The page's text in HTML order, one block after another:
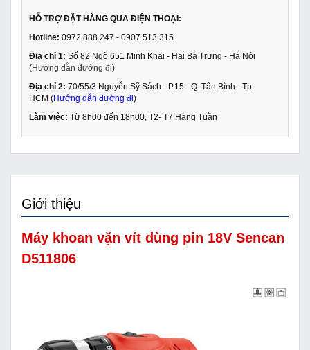
HỖ TRỢ ĐẶT HÀNG QUA ĐIỆN THOẠI:
Hotline: 0972.888.247 - 0907.513.315
Địa chỉ 1: Số 82 Ngõ 651 Minh Khai - Hai Bà Trưng - Hà Nội
(Hướng dẫn đường đi)
Địa chỉ 2: 70/55/3 Nguyễn Sỹ Sách - P.15 - Q. Tân Bình - Tp.
HCM (Hướng dẫn đường đi)
Làm việc: Từ 8h00 đến 18h00, T2- T7 Hàng Tuần
Giới thiệu
Máy khoan vặn vít dùng pin 18V Sencan
D511806